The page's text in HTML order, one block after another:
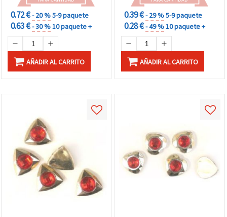
0.72 €- 20 %5-9 paquete
0.63 €- 30 %10 paquete +
AÑADIR AL CARRITO
0.39 €- 29 %5-9 paquete
0.28 €- 49 %10 paquete +
AÑADIR AL CARRITO